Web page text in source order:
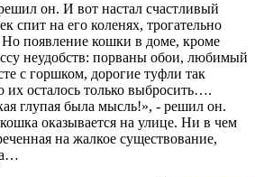
он. И вот настал счастливый
спит на его коленях, трогательно
появление кошки в доме, кроме
неудобств: порваны обои, любимый
с горшком, дорогие туфли так
их осталось только выбросить….
глупая была мысль!», - решил он.
оказывается на улице. Ни в чем
на жалкое существование,